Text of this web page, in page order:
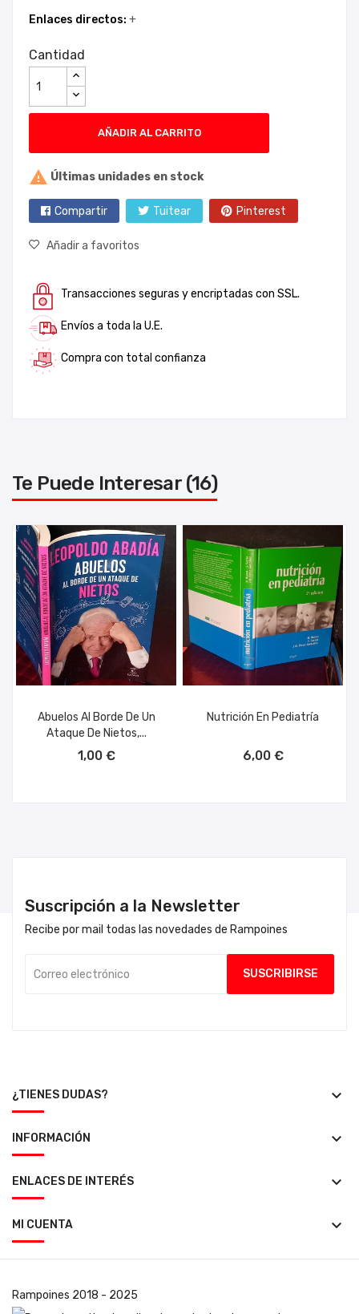
Enlaces directos: +
Cantidad
AÑADIR AL CARRITO
 Últimas unidades en stock
Compartir Tuitear Pinterest
Añadir a favoritos
Transacciones seguras y encriptadas con SSL.
Envíos a toda la U.E.
Compra con total confianza
Te Puede Interesar (16)
Abuelos Al Borde De Un
Ataque De Nietos,...
1,00 €
Nutrición En Pediatría
6,00 €
Suscripción a la Newsletter
Recibe por mail todas las novedades de Rampoines
¿TIENES DUDAS? keyboard_arrow_down
INFORMACIÓN keyboard_arrow_down
ENLACES DE INTERÉS keyboard_arrow_down
MI CUENTA keyboard_arrow_down
Rampoines 2018 - 2025